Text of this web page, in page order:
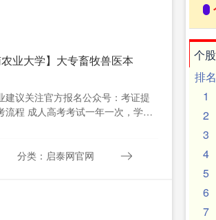
业大学】大专畜牧兽医本
议关注官方报名公众号：考证提
程 成人高考考试一年一次，学校
分类：启泰网官网
个
排名
1
2
3
4
5
6
7